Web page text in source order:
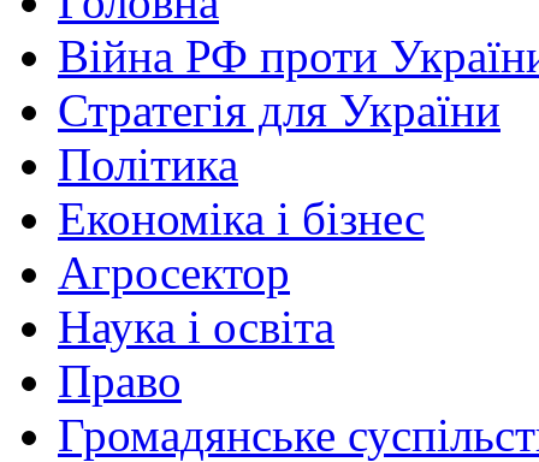
Війна РФ проти
Стратегія для України
Політика
Економіка і бізнес
Агросектор
Наука і освіта
Право
Громадянське